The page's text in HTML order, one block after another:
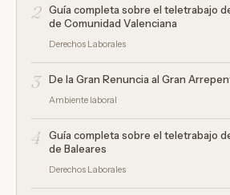
2
Guía completa sobre el teletrabajo
de Comunidad Valenciana
Derechos Laborales
3 De la Gran Renuncia al Gran
Ambiente laboral
4
Guía completa sobre el teletrabajo
de Baleares
Derechos Laborales